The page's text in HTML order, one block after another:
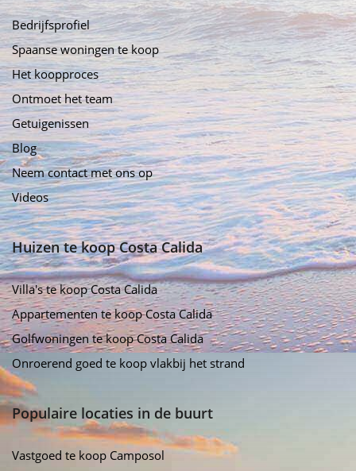
Bedrijfsprofiel
Spaanse woningen te koop
Het koopproces
Ontmoet het team
Getuigenissen
Blog
Neem contact met ons op
Videos
Huizen te koop Costa Calida
Villa's te koop Costa Calida
Appartementen te koop Costa Calida
Golfwoningen te koop Costa Calida
Onroerend goed te koop vlakbij het strand
Populaire locaties in de buurt
Vastgoed te koop Camposol